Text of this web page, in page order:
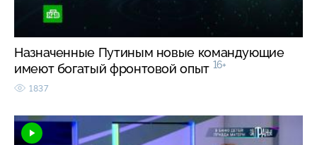
Назначенные Путиным новые командующие
имеют богатый фронтовой опыт 16+
1837